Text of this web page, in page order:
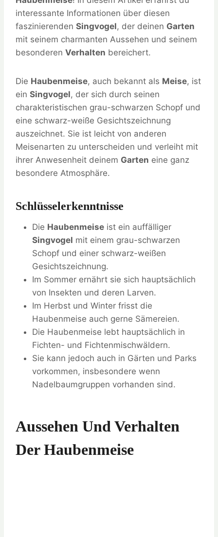
interessante Informationen über diesen
faszinierenden Singvogel, der deinen Garten
mit seinem charmanten Aussehen und seinem
besonderen Verhalten bereichert.
Die Haubenmeise, auch bekannt als Meise, ist
ein Singvogel, der sich durch seinen
charakteristischen grau-schwarzen Schopf und
eine schwarz-weiße Gesichtszeichnung
auszeichnet. Sie ist leicht von anderen
Meisenarten zu unterscheiden und verleiht mit
ihrer Anwesenheit deinem Garten eine ganz
besondere Atmosphäre.
Schlüsselerkenntnisse
Die Haubenmeise ist ein auffälliger
Singvogel mit einem grau-schwarzen
Schopf und einer schwarz-weißen
Gesichtszeichnung.
Im Sommer ernährt sie sich hauptsächlich
von Insekten und deren Larven.
Im Herbst und Winter frisst die
Haubenmeise auch gerne Sämereien.
Die Haubenmeise lebt hauptsächlich in
Fichten- und Fichtenmischwäldern.
Sie kann jedoch auch in Gärten und Parks
vorkommen, insbesondere wenn
Nadelbaumgruppen vorhanden sind.
Aussehen Und Verhalten
Der Haubenmeise